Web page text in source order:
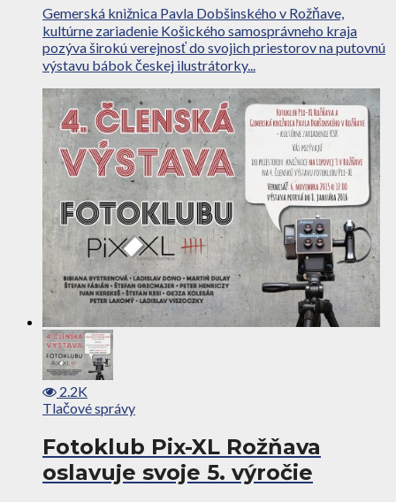
Gemerská knižnica Pavla Dobšinského v Rožňave,
kultúrne zariadenie Košického samosprávneho kraja
pozýva širokú verejnosť do svojich priestorov na putovnú
výstavu bábok českej ilustrátorky...
2.2K
Tlačové správy
Fotoklub Pix-XL Rožňava
oslavuje svoje 5. výročie